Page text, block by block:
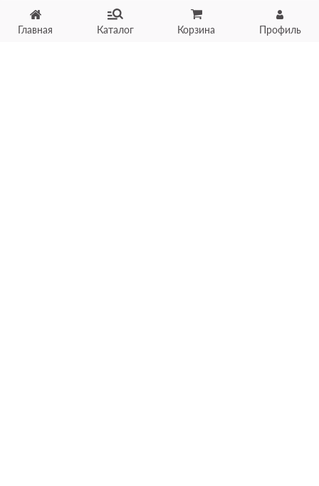
Главная Каталог Корзина Профиль